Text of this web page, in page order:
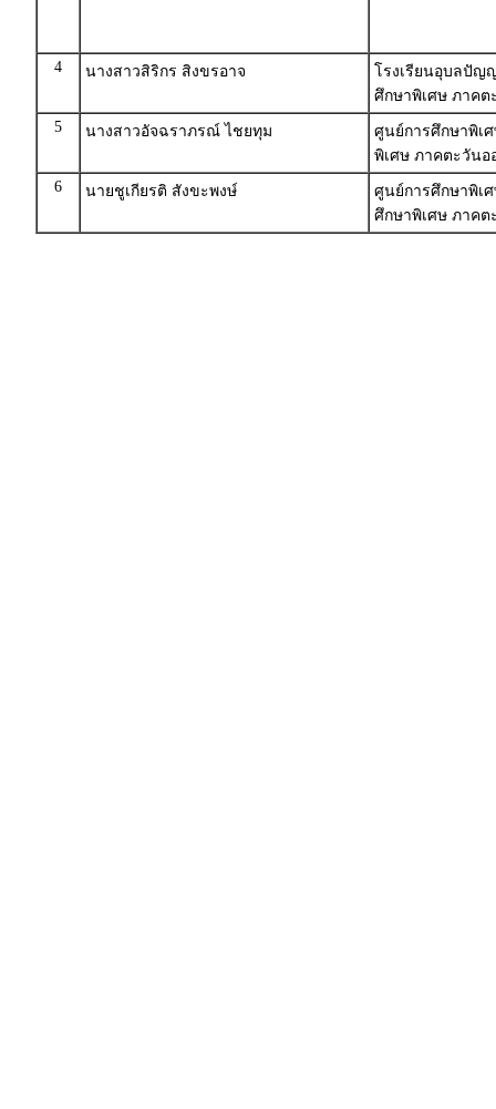
4 นางสาวสิริกร สิงขรอาจ
โรงเรียนอุบลปัญ
ศึกษาพิเศษ ภาคต
5
นางสาวอัจฉราภรณ์ ไชยทุม
ศูนย์การศึกษาพิเ
พิเศษ ภาคตะวันอ
6
นายชูเกียรติ สังขะพงษ์
ศูนย์การศึกษาพิเ
ศึกษาพิเศษ ภาคต